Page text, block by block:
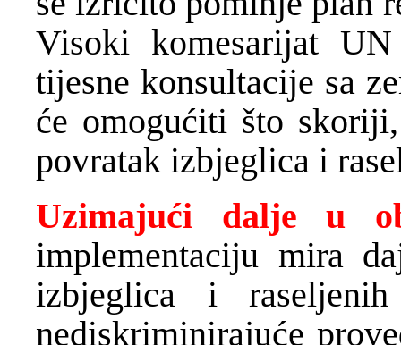
Visoki komesarijat
tijesne konsultacije sa
će omogućiti što
povratak izbjeglica i
Uzimajući dalje u
implementaciju mira
izbjeglica i
nediskriminirajuće